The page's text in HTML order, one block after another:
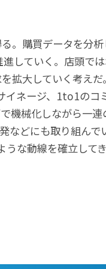
。購買データを分
していく。店頭で
大していく考え
ネージ、1to1の
械化しながら一
どにも取り組ん
な動線を確立して